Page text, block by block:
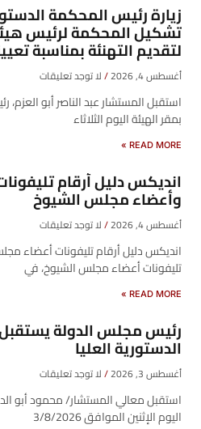
زيارة رئيس المحكمة
تشكيل المحكمة لرئيس
لتقديم التهنئة بمناسبة
أغسطس 4, 2026 لا توجد تعليقات
​استقبل المستشار عبد الناصر أبو العزم،
بمقر الهيئة اليوم الثلاثاء
READ MORE »
انديكس دليل أرقام
وأعضاء مجلس الشيوخ
أغسطس 4, 2026 لا توجد تعليقات
انديكس دليل أرقام تليفونات أعضاء
تليفونات أعضاء مجلس الشيوخ، في
READ MORE »
رئيس مجلس الدولة
الدستورية العليا
أغسطس 3, 2026 لا توجد تعليقات
استقبل معالي المستشار/ محمود أبو
اليوم الإثنين الموافق 3/8/2026